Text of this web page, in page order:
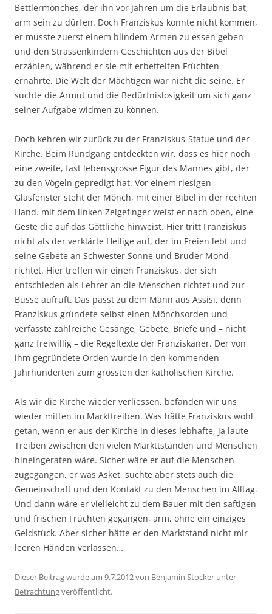
Bettlermönches, der ihn vor Jahren um die Erlaubnis bat,
arm sein zu dürfen. Doch Franziskus konnte nicht kommen,
er musste zuerst einem blindem Armen zu essen geben
und den Strassenkindern Geschichten aus der Bibel
erzählen, während er sie mit erbettelten Früchten
ernährte. Die Welt der Mächtigen war nicht die seine. Er
suchte die Armut und die Bedürfnislosigkeit um sich ganz
seiner Aufgabe widmen zu können.
Doch kehren wir zurück zu der Franziskus-Statue und der
Kirche. Beim Rundgang entdeckten wir, dass es hier noch
eine zweite, fast lebensgrosse Figur des Mannes gibt, der
zu den Vögeln gepredigt hat. Vor einem riesigen
Glasfenster steht der Mönch, mit einer Bibel in der rechten
Hand. mit dem linken Zeigefinger weist er nach oben, eine
Geste die auf das Göttliche hinweist. Hier tritt Franziskus
nicht als der verklärte Heilige auf, der im Freien lebt und
seine Gebete an Schwester Sonne und Bruder Mond
richtet. Hier treffen wir einen Franziskus, der sich
entschieden als Lehrer an die Menschen richtet und zur
Busse aufruft. Das passt zu dem Mann aus Assisi, denn
Franziskus gründete selbst einen Mönchsorden und
verfasste zahlreiche Gesänge, Gebete, Briefe und – nicht
ganz freiwillig – die Regeltexte der Franziskaner. Der von
ihm gegründete Orden wurde in den kommenden
Jahrhunderten zum grössten der katholischen Kirche.
Als wir die Kirche wieder verliessen, befanden wir uns
wieder mitten im Markttreiben. Was hätte Franziskus wohl
getan, wenn er aus der Kirche in dieses lebhafte, ja laute
Treiben zwischen den vielen Markttständen und Menschen
hineingeraten wäre. Sicher wäre er auf die Menschen
zugegangen, er was Asket, suchte aber stets auch die
Gemeinschaft und den Kontakt zu den Menschen im Alltag.
Und dann wäre er vielleicht zu dem Bauer mit den saftigen
und frischen Früchten gegangen, arm, ohne ein einziges
Geldstück. Aber sicher hätte er den Marktstand nicht mir
leeren Händen verlassen…
Dieser Beitrag wurde am 9.7.2012von Benjamin Stocker unter
Betrachtungveröffentlicht.